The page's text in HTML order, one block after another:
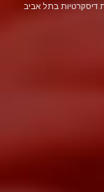
דיסקרטיות בתל אביב